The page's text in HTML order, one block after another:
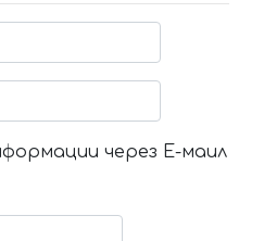
через Е-маил